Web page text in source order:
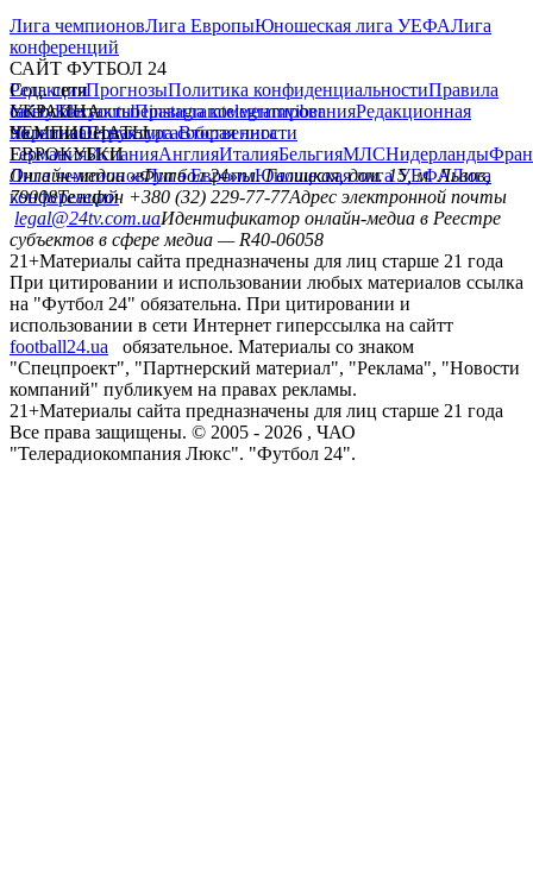
Лига чемпионовЛига ЕвропыЮношеская лига УЕФАЛига
конференций
САЙТ ФУТБОЛ 24
РедакцияПрогнозыПолитика конфиденциальностиПравила
сайтуКонтактыПравила комментированияРедакционная
политикаСтруктура собственности
Соц. сети
facebookxyoutubeinstagramtelegramviber
УКРАИНА
УкраинаПервая лигаВторая лига
ЧЕМПИОНАТЫ
ГерманияИспанияАнглияИталияБельгияМЛСНидерланды
ЕВРОКУБКИ
Лига чемпионовЛига ЕвропыЮношеская лига УЕФАЛига
конференций
Онлайн-медиа «Футбол 24»пл. Галицкая, дом. 15, м. Львов,
79008Телефон +380 (32) 229-77-77Адрес электронной почты
legal@24tv.com.uaИдентификатор онлайн-медиа в Реестре
субъектов в сфере медиа — R40-06058
21+Материалы сайта предназначены для лиц старше 21 года
При цитировании и использовании любых материалов ссылка
на "Футбол 24" обязательна. При цитировании и
использовании в сети Интернет гиперссылка на сайтт
football24.ua
обязательное. Материалы со знаком
"Спецпроект", "Партнерский материал", "Реклама", "Новости
компаний" публикуем на правах рекламы.
21+Материалы сайта предназначены для лиц старше 21 года
Все права защищены. © 2005 - 2026 , ЧАО
"Телерадиокомпания Люкс". "Футбол 24".